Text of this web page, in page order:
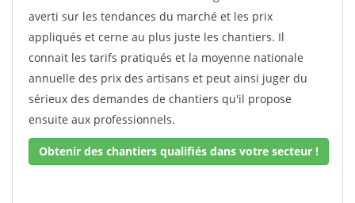
averti sur les tendances du marché et les prix
appliqués et cerne au plus juste les chantiers. Il
connait les tarifs pratiqués et la moyenne nationale
annuelle des prix des artisans et peut ainsi juger du
sérieux des demandes de chantiers qu'il propose
ensuite aux professionnels.
Obtenir des chantiers qualifiés dans votre secteur !